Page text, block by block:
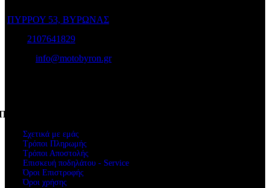
ΠΥΡΡΟΥ 53, ΒΥΡΩΝΑΣ
2107641829
info@motobyron.gr
Σχετικά με εμάς
Τρόποι Πληρωμής
Τρόποι Αποστολής
Επισκευή ποδηλάτου - Service
Όροι Επιστροφής
Όροι χρήσης